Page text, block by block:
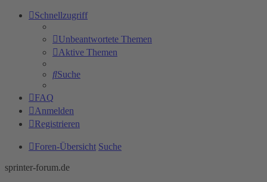
Schnellzugriff
Unbeantwortete Themen
Aktive Themen
Suche
FAQ
Anmelden
Registrieren
Foren-Übersicht Suche
sprinter-forum.de